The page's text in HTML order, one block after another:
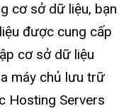
cơ sở dữ liệu, bạn
được cung cấp
cơ sở dữ liệu
máy chủ lưu trữ
Hosting Servers